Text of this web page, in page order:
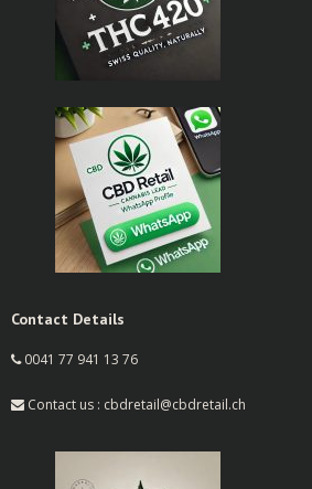
Contact Details
0041 77 941 13 76
Contact us : cbdretail@cbdretail.ch